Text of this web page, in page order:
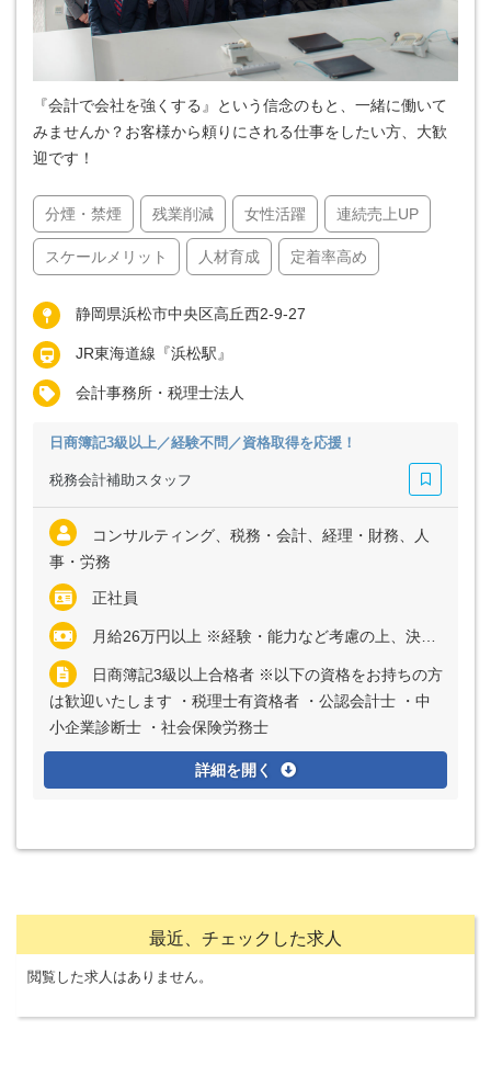
『会計で会社を強くする』という信念のもと、一緒に働いて
みませんか？お客様から頼りにされる仕事をしたい方、大歓
迎です！
分煙・禁煙 残業削減 女性活躍 連続売上UP
スケールメリット 人材育成 定着率高め
静岡県浜松市中央区高丘西2-9-27
JR東海道線『浜松駅』
会計事務所・税理士法人
日商簿記3級以上／経験不問／資格取得を応援！
税務会計補助スタッフ
コンサルティング、税務・会計、経理・財務、人
事・労務
正社員
月給26万円以上 ※経験・能力など考慮の上、決定いたします ※上記に固定残業代（月40時間～50時間分＝9万円以上）を含む ※超過分は別途全額支給
日商簿記3級以上合格者 ※以下の資格をお持ちの方
は歓迎いたします ・税理士有資格者 ・公認会計士 ・中
小企業診断士 ・社会保険労務士
詳細を開く
最近、チェックした求人
閲覧した求人はありません。